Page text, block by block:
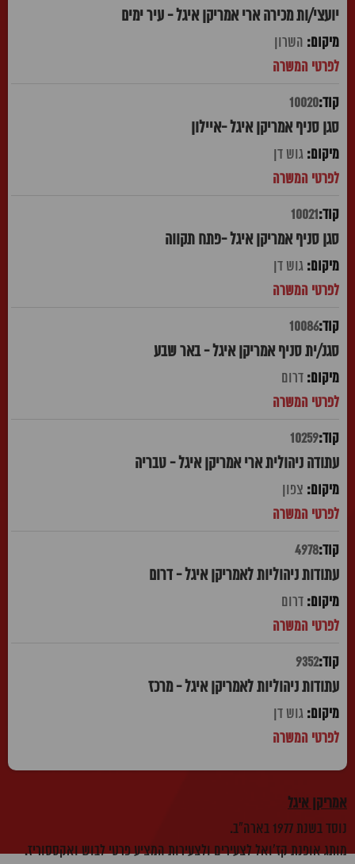
יועצי/ות מכירה ארי אמריקן איגל - עיר ימים
השרון
10020
סגן סניף אמריקן איגל -איילון
גוש דן
10021
סגן סניף אמריקן איגל -פתח תקווה
גוש דן
10086
סגנ/ית סניף אמריקן איגל - באר שבע
דרום
10259
עתודה ניהולית ארי אמריקן איגל - טבריה
צפון
4978
עתודות ניהוליות לאמריקן איגל - דרום
דרום
9352
עתודות ניהוליות לאמריקן איגל - מרכז
גוש דן
אמריקן איגל
נוסד בשנת 1977 בארה"ב.
מותג אופנת קז'ואל לצעירים ולצעירות המציע פרטי לבוש ואקססוריז.